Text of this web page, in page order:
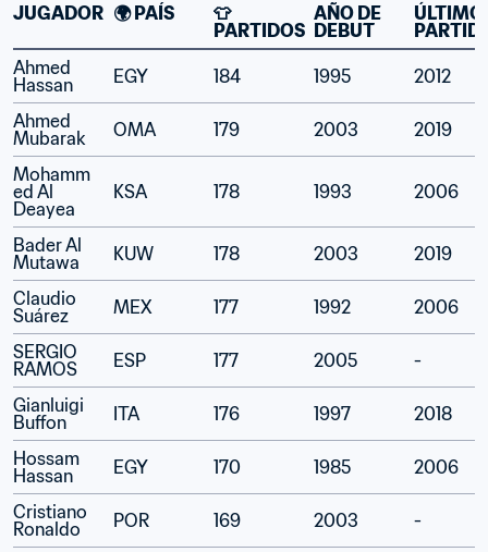
JUGADOR 🌍 PAÍS
👕
PARTIDOS
AÑO DE
DEBUT
ÚLTIMO
Ahmed
Hassan
EGY 184 1995 2012
Ahmed
Mubarak
OMA 179 2003 2019
Mohamm
ed Al
Deayea
KSA 178 1993 2006
Bader Al
Mutawa
KUW 178 2003 2019
Claudio
Suárez
MEX 177 1992 2006
SERGIO
RAMOS
ESP 177 2005 -
Gianluigi
Buffon
ITA 176 1997 2018
Hossam
Hassan
EGY 170 1985 2006
Cristiano
Ronaldo
POR 169 2003 -